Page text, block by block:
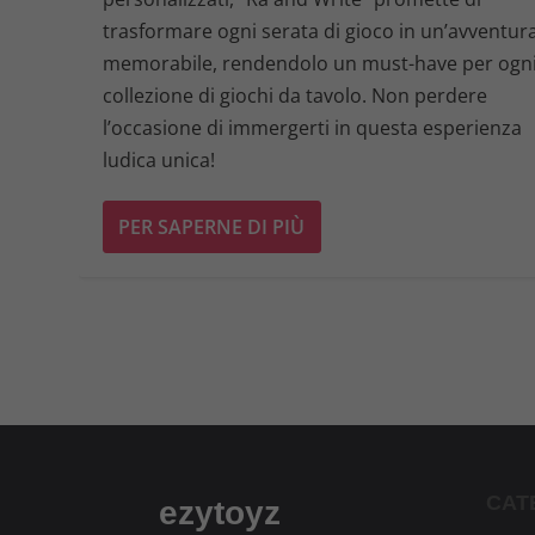
trasformare ogni serata di gioco in
memorabile, rendendolo un must-have per ogni
collezione di giochi da tavolo. Non perdere
l’occasione di immergerti in questa esperienza
ludica unica!
PER SAPERNE DI PIÙ
ezytoyz